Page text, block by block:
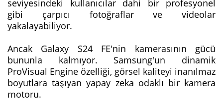
seviyesindeki kullanıcılar dahi bir profesyonel
gibi çarpıcı fotoğraflar ve videolar
yakalayabiliyor.
Ancak Galaxy S24 FE'nin kamerasının gücü
bununla kalmıyor. Samsung'un dinamik
ProVisual Engine özelliği, görsel kaliteyi inanılmaz
boyutlara taşıyan yapay zeka odaklı bir kamera
motoru.